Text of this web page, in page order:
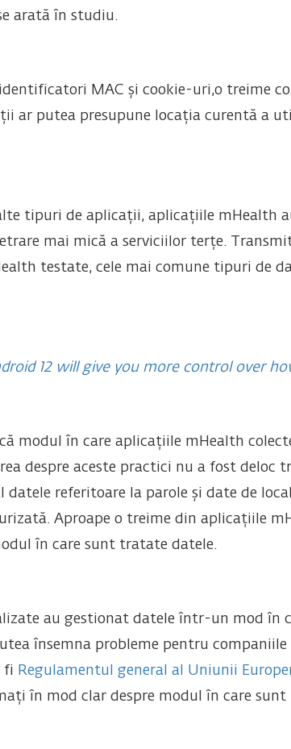
arată în studiu.
MAC și cookie-uri,o treime
ar putea presupune locația curentă a
tipuri de aplicații, aplicațiile mHealth
mai mică a serviciilor terțe.
testate, cele mai comune tipuri de
12 will give you more control over
modul în care aplicațiile mHealth
despre aceste practici nu a fost
referitoare la parole și date de
Aproape o treime din aplicațiile
în care sunt tratate datele.
au gestionat datele într-un mod în
însemna probleme pentru
fi Regulamentul general al Uniunii
în mod clar despre modul în care